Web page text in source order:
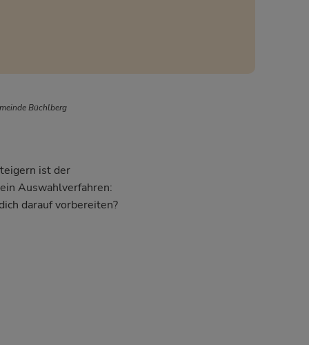
Büchlberg
ist der
Auswahlverfahren:
darauf vorbereiten?